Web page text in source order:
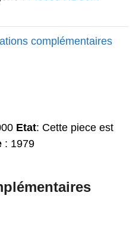
complémentaires
Etat: Cette piece est
: 1979